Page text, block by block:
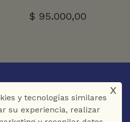
$ 95.000,00
y tecnologías similares
su experiencia, realizar
x